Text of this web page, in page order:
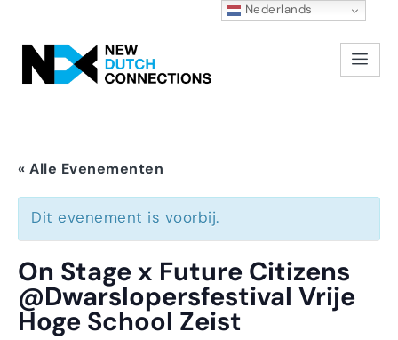
« Alle Evenementen
Dit evenement is voorbij.
On Stage x Future Citizens
@Dwarslopersfestival Vrije
Hoge School Zeist
Nederlands